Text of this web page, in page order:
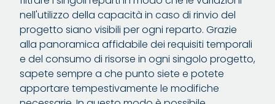
nell'utilizzo della capacità in caso di rinvio del
progetto siano visibili per ogni reparto. Grazie
alla panoramica affidabile dei requisiti temporali
e del consumo di risorse in ogni singolo progetto,
sapete sempre a che punto siete e potete
apportare tempestivamente le modifiche